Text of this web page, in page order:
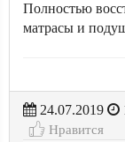
Полностью
матрасы и
24.07.2019
Нравится